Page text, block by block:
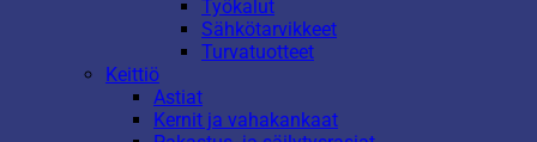
Työkalut
Sähkötarvikkeet
Turvatuotteet
Keittiö
Astiat
Kernit ja vahakankaat